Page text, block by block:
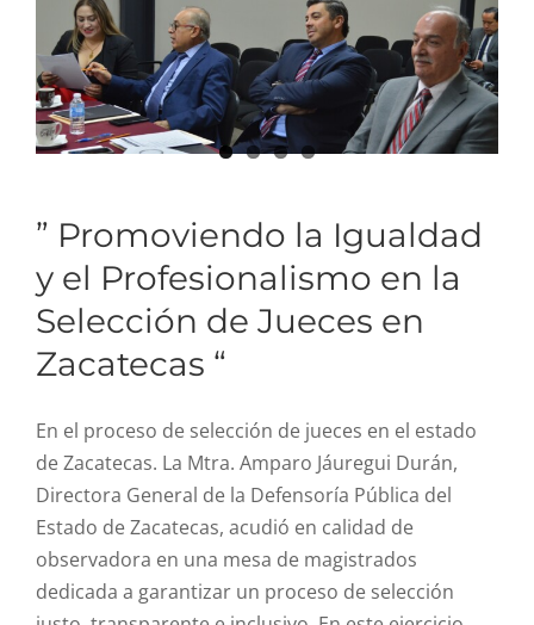
” Promoviendo la Igualdad
y el Profesionalismo en la
Selección de Jueces en
Zacatecas “
En el proceso de selección de jueces en el estado
de Zacatecas. La Mtra. Amparo Jáuregui Durán,
Directora General de la Defensoría Pública del
Estado de Zacatecas, acudió en calidad de
observadora en una mesa de magistrados
dedicada a garantizar un proceso de selección